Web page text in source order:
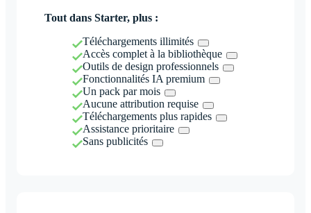
Tout dans Starter, plus :
Téléchargements illimités
Accès complet à la bibliothèque
Outils de design professionnels
Fonctionnalités IA premium
Un pack par mois
Aucune attribution requise
Téléchargements plus rapides
Assistance prioritaire
Sans publicités